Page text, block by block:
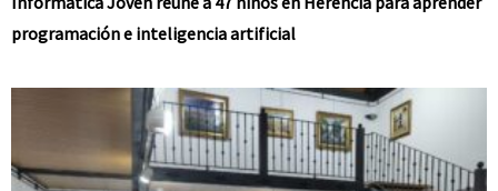
programación e inteligencia artificial